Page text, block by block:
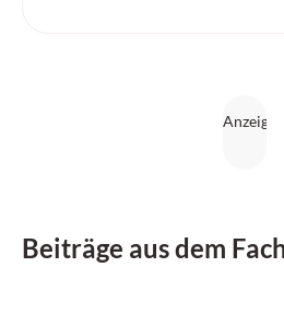
Beiträge aus dem